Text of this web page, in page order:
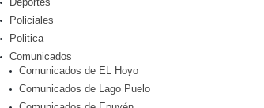
Policiales
Politica
Comunicados
Comunicados de EL Hoyo
Comunicados de Lago Puelo